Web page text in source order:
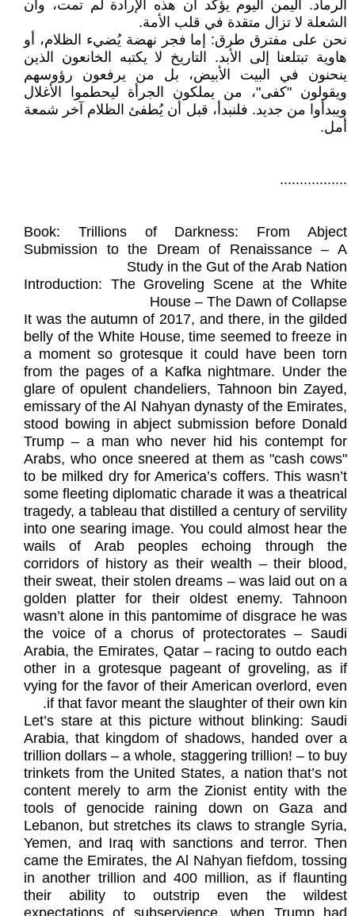
الرماد. اليمن اليوم يؤكد أن هذه الإرادة لم تمت، وأن
الشعلة لا تزال متقدة في قلب الأمة.
نحن على مفترق طرق: إما فجر نهضة يُضيء الظلام، أو
هاوية تبتلعنا إلى الأبد. التاريخ لا يكتبه الخانعون الذين
ينحنون في البيت الأبيض، بل من يرفعون رؤوسهم
ويقولون "كفى"، من يملكون الجرأة ليحطموا الأغلال
ويبدأوا من جديد. فلنبدأ، قبل أن يُطفئ الظلام آخر شمعة
أمل.
.................
Book: Trillions of Darkness: From Abject
Submission to the Dream of Renaissance – A
Study in the Gut of the Arab Nation
Introduction: The Groveling Scene at the White
House – The Dawn of Collapse
It was the autumn of 2017, and there, in the gilded
belly of the White House, time seemed to freeze in
a moment so grotesque it could have been torn
from the pages of a Kafka nightmare. Under the
glare of opulent chandeliers, Tahnoon bin Zayed,
emissary of the Al Nahyan dynasty of the Emirates,
stood bowing in abject submission before Donald
Trump – a man who never hid his contempt for
Arabs, who once sneered at them as "cash cows"
to be milked dry for America’s coffers. This wasn’t
some fleeting diplomatic charade it was a theatrical
tragedy, a tableau that distilled a century of servility
into one searing image. You could almost hear the
wails of Arab peoples echoing through the
corridors of history as their wealth – their blood,
their sweat, their stolen dreams – was laid out on a
golden platter for their oldest enemy. Tahnoon
wasn’t alone in this pantomime of disgrace he was
the voice of a chorus of protectorates – Saudi
Arabia, the Emirates, Qatar – racing to outdo each
other in a grotesque pageant of groveling, as if
vying for the favor of their American overlord, even
if that favor meant the slaughter of their own kin.
Let’s stare at this picture without blinking: Saudi
Arabia, that kingdom of shadows, handed over a
trillion dollars – a whole, staggering trillion! – to buy
trinkets from the United States, a nation that’s not
content merely to arm the Zionist entity with the
tools of genocide raining down on Gaza and
Lebanon, but stretches its claws to strangle Syria,
Yemen, and Iraq with sanctions and terror. Then
came the Emirates, the Al Nahyan fiefdom, tossing
in another trillion and 400 million, as if flaunting
their ability to outstrip even the wildest